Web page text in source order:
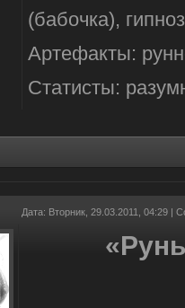
(бабочка),
Артефакты:
Статисты:
Дата: Вторник, 29.03.2011, 04:29 |